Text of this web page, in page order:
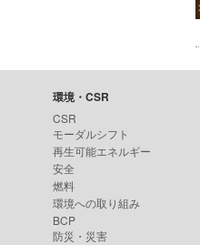
環境・CSR
CSR
モーダルシフト
再生可能エネルギー
安全
燃料
環境への取り組み
BCP
防災・災害